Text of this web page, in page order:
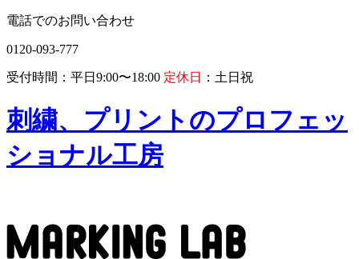
電話でのお問い合わせ
0120-093-777
受付時間：平日9:00〜18:00 定休日 ：土日祝
刺繍、プリントのプロフェッ
ショナル工房